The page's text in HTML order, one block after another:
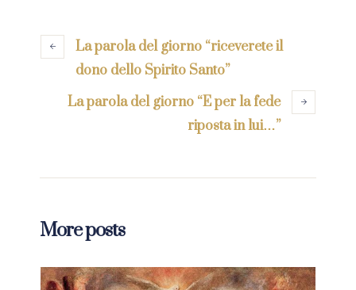
La parola del giorno “riceverete il
dono dello Spirito Santo”
La parola del giorno “E per la fede
riposta in lui…”
More posts